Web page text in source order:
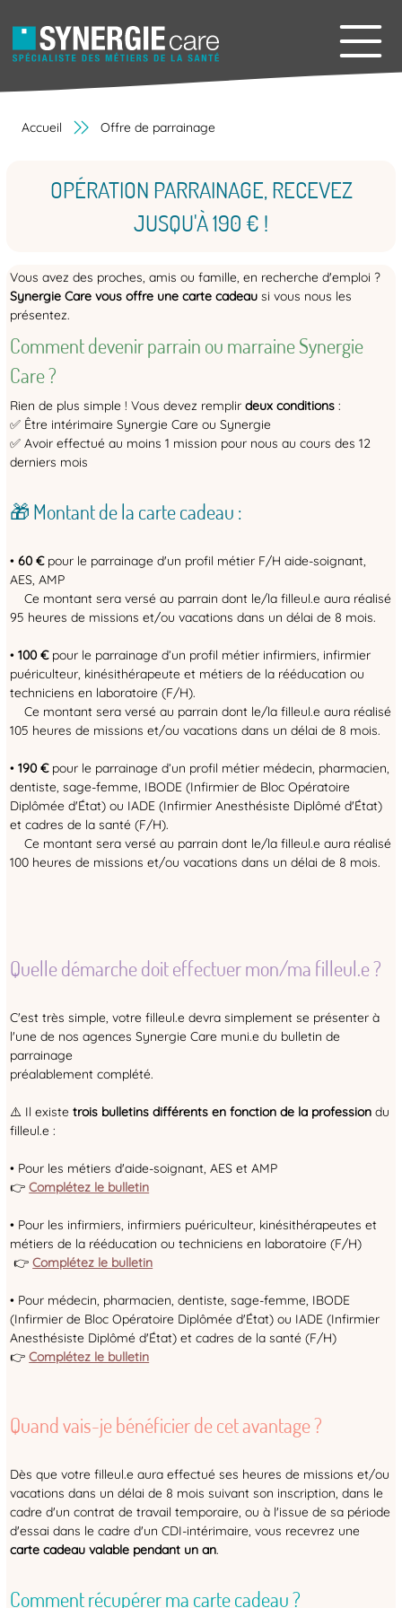
Accueil Offre de parrainage
OPÉRATION PARRAINAGE, RECEVEZ
JUSQU'À 190 € !
Vous avez des proches, amis ou famille, en recherche d'emploi ?
Synergie Care vous offre une carte cadeau si vous nous les
présentez.
Comment devenir parrain ou marraine Synergie
Care ?
Rien de plus simple ! Vous devez remplirdeux conditions :
✅ Être intérimaire Synergie Care ou Synergie
✅ Avoir effectué au moins 1 mission pour nous au cours des 12
derniers mois
🎁 Montant de la carte cadeau :
•60 €pour le parrainage d'un profil métier F/H aide-soignant,
AES, AMP
Ce montant sera versé au parrain dont le/la filleul.e aura réalisé
95 heures de missions et/ou vacations dans un délai de 8 mois.
•100 €pour le parrainage d’un profil métier infirmiers, infirmier
puériculteur, kinésithérapeute et métiers de la rééducation ou
techniciens en laboratoire (F/H).
Ce montant sera versé au parrain dont le/la filleul.e aura réalisé
105 heures de missions et/ou vacations dans un délai de 8 mois.
•190 €pour le parrainage d’un profil métier médecin, pharmacien,
dentiste, sage-femme, IBODE (Infirmier de Bloc Opératoire
Diplômée d'État) ou IADE (Infirmier Anesthésiste Diplômé d'État)
et cadres de la santé (F/H).
Ce montant sera versé au parrain dont le/la filleul.e aura réalisé
100 heures de missions et/ou vacations dans un délai de 8 mois.
Quelle démarche doit effectuer mon/ma filleul.e ?
C'est très simple, votre filleul.e devra simplement se présenter à
l'une de nos agences Synergie Care muni.e du bulletin de
parrainage
préalablement complété.
⚠️ Il existetrois bulletins différents en fonction de la profession du
filleul.e :
• Pour les métiers d'aide-soignant, AES et AMP
👉Complétez le bulletin
• Pour les infirmiers, infirmiers puériculteur, kinésithérapeutes et
métiers de la rééducation ou techniciens en laboratoire (F/H)
👉Complétez le bulletin
• Pour médecin, pharmacien, dentiste, sage-femme, IBODE
(Infirmier de Bloc Opératoire Diplômée d'État) ou IADE (Infirmier
Anesthésiste Diplômé d'État) et cadres de la santé (F/H)
👉Complétez le bulletin
Quand vais-je bénéficier de cet avantage ?
Dès que votre filleul.e aura effectué ses heures de missions et/ou
vacations dans un délai de 8 mois suivant son inscription, dans le
cadre d'un contrat de travail temporaire, ou à l'issue de sa période
d'essai dans le cadre d'un CDI-intérimaire, vous recevrez une
carte cadeau valable pendant un an.
Comment récupérer ma carte cadeau ?